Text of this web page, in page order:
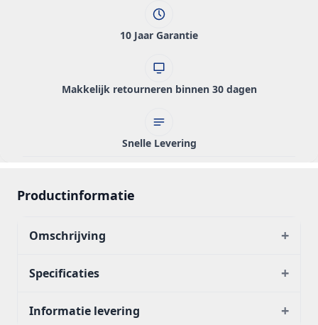
10 Jaar Garantie
Makkelijk retourneren binnen 30 dagen
Snelle Levering
Productinformatie
Omschrijving +
Specificaties +
Informatie levering +